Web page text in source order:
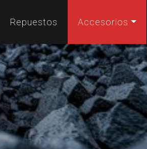
Repuestos Accesorios